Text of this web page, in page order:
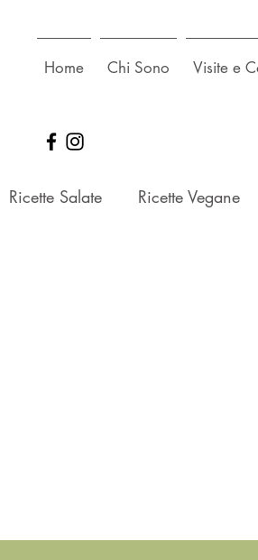
Home Chi Sono Visite e
Ricette Salate Ricette Vegane